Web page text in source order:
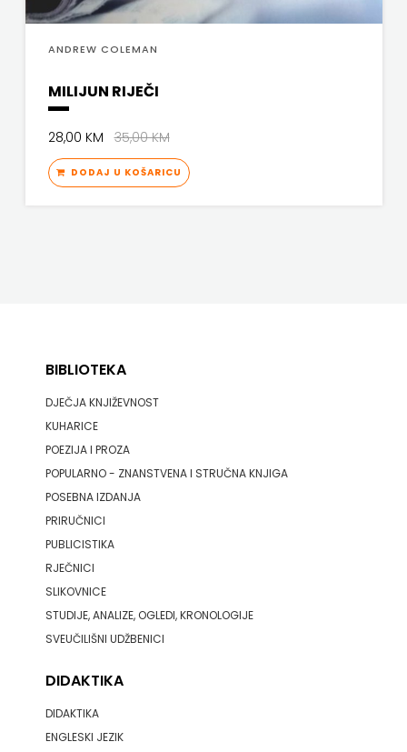
ANDREW COLEMAN
MILIJUN RIJEČI
28,00 KM35,00 KM
DODAJ U KOŠARICU
BIBLIOTEKA
DJEČJA KNJIŽEVNOST
KUHARICE
POEZIJA I PROZA
POPULARNO - ZNANSTVENA I STRUČNA KNJIGA
POSEBNA IZDANJA
PRIRUČNICI
PUBLICISTIKA
RJEČNICI
SLIKOVNICE
STUDIJE, ANALIZE, OGLEDI, KRONOLOGIJE
SVEUČILIŠNI UDŽBENICI
DIDAKTIKA
DIDAKTIKA
ENGLESKI JEZIK